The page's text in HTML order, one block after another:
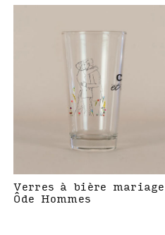
Verres à bière mariage
Ôde Hommes